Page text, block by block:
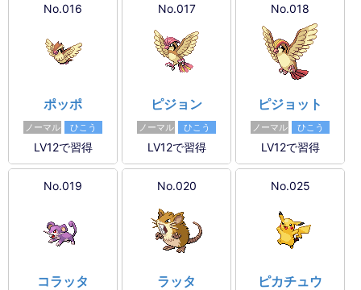
No.016
ポッポ
ノーマル ひこう
LV12で習得
No.017
ピジョン
ノーマル ひこう
LV12で習得
No.018
ピジョット
ノーマル ひこう
LV12で習得
No.019
コラッタ
No.020
ラッタ
No.025
ピカチュウ